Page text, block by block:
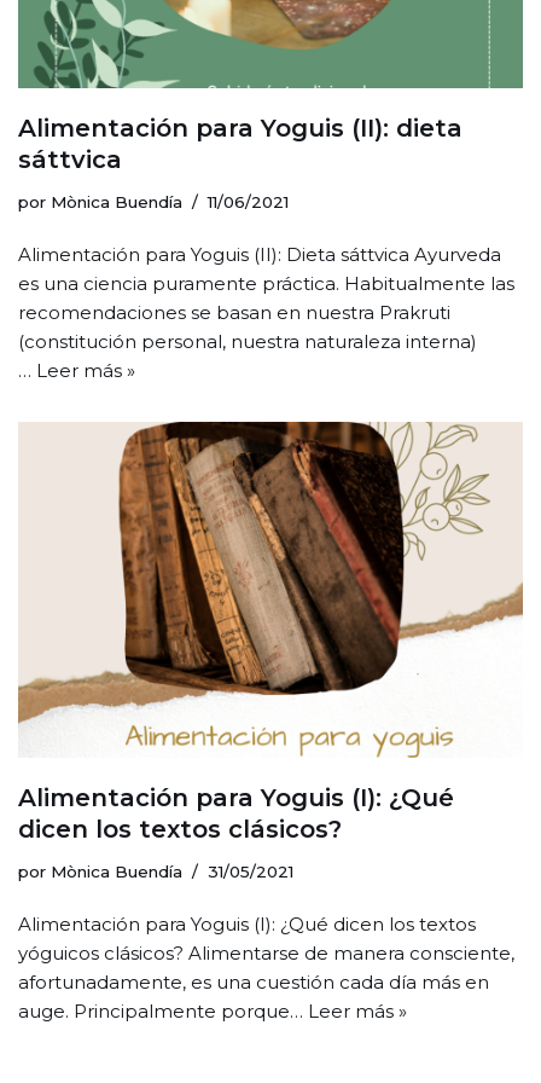
Alimentación para Yoguis (II): dieta
sáttvica
por Mònica Buendía 11/06/2021
Alimentación para Yoguis (II): Dieta sáttvica Ayurveda
es una ciencia puramente práctica. Habitualmente las
recomendaciones se basan en nuestra Prakruti
(constitución personal, nuestra naturaleza interna)
… Leer más »
Alimentación para Yoguis (I): ¿Qué
dicen los textos clásicos?
por Mònica Buendía 31/05/2021
Alimentación para Yoguis (I): ¿Qué dicen los textos
yóguicos clásicos? Alimentarse de manera consciente,
afortunadamente, es una cuestión cada día más en
auge. Principalmente porque… Leer más »